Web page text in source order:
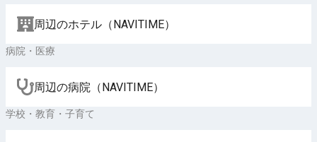
周辺のホテル（NAVITIME）
病院・医療
周辺の病院（NAVITIME）
学校・教育・子育て